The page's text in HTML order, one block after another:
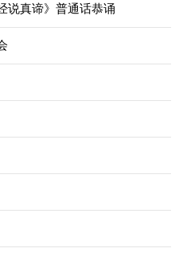
说真谛》普通话恭诵